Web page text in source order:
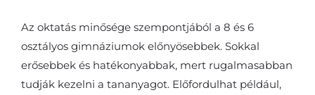
Az oktatás minősége szempontjából a 8 és 6
osztályos gimnáziumok előnyösebbek. Sokkal
erősebbek és hatékonyabbak, mert rugalmasabban
tudják kezelni a tananyagot. Előfordulhat például,